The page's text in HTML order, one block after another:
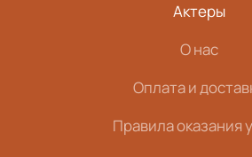
Актеры
О нас
Оплата и
Правила оказания